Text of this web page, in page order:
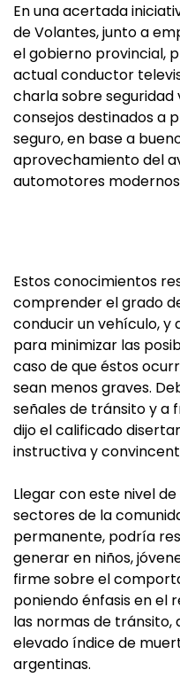
En una acertada
de Volantes, junto a
el gobierno provincial,
actual conductor
charla sobre seguridad
consejos destinados a
seguro, en base a
aprovechamiento del
automotores
Estos conocimientos
comprender el grado
conducir un vehículo, y
para minimizar las
caso de que éstos
sean menos graves.
señales de tránsito y a
dijo el calificado
instructiva y
Llegar con este nivel
sectores de la
permanente, podría
generar en niños,
firme sobre el
poniendo énfasis en el
las normas de tránsito,
elevado índice de
argentinas.